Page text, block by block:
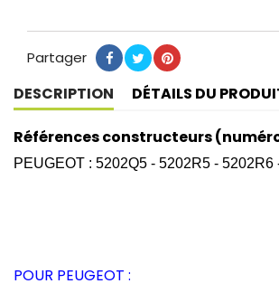
Partager
Partager
TweetPinterest
DESCRIPTION DÉTAILS DU
Références constructeurs
PEUGEOT : 5202Q5 - 5202R5 - 5202R6
POUR PEUGEOT :